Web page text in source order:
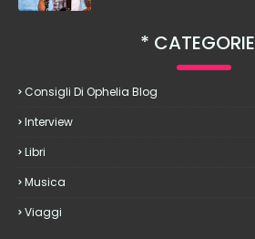
CATEGORIE
Consigli Di Ophelia Blog
Interview
Libri
Musica
Viaggi